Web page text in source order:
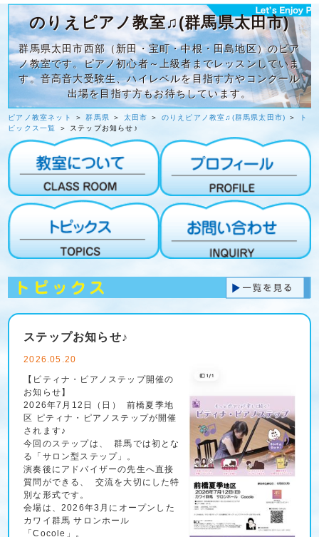
のりえピアノ教室♫(群馬県太田市)
群馬県太田市西部（新田・宝町・中根・田島地区）のピア
ノ教室です。ピアノ初心者～上級者までレッスンしていま
す。音高音大受験生、ハイレベルを目指す方やコンクール
出場を目指す方もお待ちしています。
ピアノ教室ネット ＞群馬県 ＞ 太田市 ＞ のりえピアノ教室♫(群馬県太田市) ＞
ト
ピックス一覧
＞ ステップお知らせ♪
ステップお知らせ♪
2026.05.20
【ピティナ・ピアノステップ開催の
お知らせ】
2026年7月12日（日） 前橋夏季地
区 ピティナ・ピアノステップが開催
されます♪
今回のステップは、 群馬では初とな
る「サロン型ステップ」。
演奏後にアドバイザーの先生へ直接
質問ができる、 交流を大切にした特
別な形式です。
会場は、2026年3月にオープンした
カワイ群馬 サロンホール
「Cocole」。